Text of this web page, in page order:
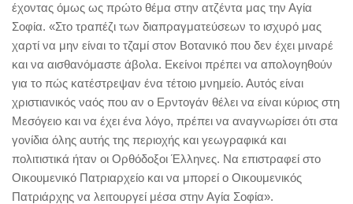
έχοντας όμως ως πρώτο θέμα στην ατζέντα μας την Αγία
Σοφία. «Στο τραπέζι των διαπραγματεύσεων το ισχυρό μας
χαρτί να μην είναι το τζαμί στον Βοτανικό που δεν έχει μιναρέ
και να αισθανόμαστε άβολα. Εκείνοι πρέπει να απολογηθούν
για το πώς κατέστρεψαν ένα τέτοιο μνημείο. Αυτός είναι
χριστιανικός ναός που αν ο Ερντογάν θέλει να είναι κύριος στη
Μεσόγειο και να έχει ένα λόγο, πρέπει να αναγνωρίσει ότι στα
γονίδια όλης αυτής της περιοχής και γεωγραφικά και
πολιτιστικά ήταν οι Ορθόδοξοι Έλληνες. Να επιστραφεί στο
Οικουμενικό Πατριαρχείο και να μπορεί ο Οικουμενικός
Πατριάρχης να λειτουργεί μέσα στην Αγία Σοφία».